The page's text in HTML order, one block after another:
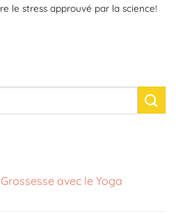
le stress approuvé par la science!
avec le Yoga